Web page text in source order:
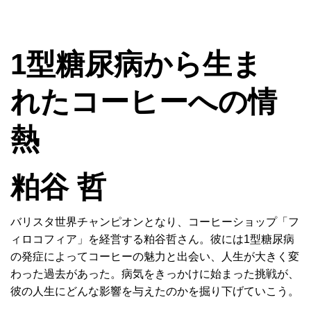
粕谷 哲
バリスタ世界チャンピオンとなり、コーヒーショップ「フ
ィロコフィア」を経営する粕谷哲さん。彼には1型糖尿病
の発症によってコーヒーの魅力と出会い、人生が大きく変
わった過去があった。病気をきっかけに始まった挑戦が、
彼の人生にどんな影響を与えたのかを掘り下げていこう。
1型糖尿病から生ま
れたコーヒーへの情
熱